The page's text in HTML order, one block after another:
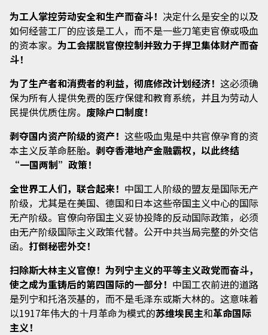
为工人掌控劳动安全和生产而奋斗！ 决定什么是安全的以及
如何经营工厂的应该是工人，而不是一些刀笔吏官僚或吸血
的资本家。 为工会摆脱官僚控制并致力于捍卫集体财产而奋
斗！
为了生产者和消费者的利益，彻底修改计划经济！ 这必须确
保为所有人提供免费的医疗保健和教育系统，并且为劳动人
民提供优质住房。 废除户口制度！
剥夺国内资产阶级的资产！ 这些吸血鬼是中共官僚孕育的资
本主义反革命胚胎。剥夺香港地产金融霸权，以此终结
“一国两制”政策！
全世界工人们，联合起来！ 中国工人阶级的盟友是国际无产
阶级，尤其是在美国、德国和日本这些帝国主义中心的国际
无产阶级。官僚向帝国主义妥协投降的反动国际政策，必须
由无产阶级国际主义政策代替。公开中共当局完整的外交信
函。 打倒秘密外交！
扫除斯大林主义官僚！为列宁主义的平等主义政党而奋斗，
使之成为重铸后的第四国际的一部分！ 中国工农前进的道路
是列宁和托洛茨基的，而不是毛泽东或斯大林的。这意味着
以1917年伟大的十月革命为模式的苏维埃民主和革命国际
主义！